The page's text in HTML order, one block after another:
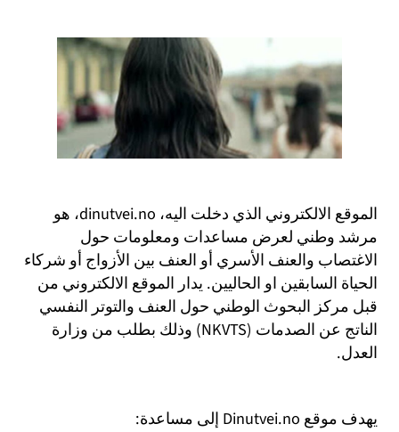
الموقع الالكتروني الذي دخلت اليه، dinutvei.no، هو
مرشد وطني لعرض مساعدات ومعلومات حول
الاغتصاب والعنف الأسري أو العنف بين الأزواج أو شركاء
الحياة السابقين او الحاليين. يدار الموقع الالكتروني من
قبل مركز البحوث الوطني حول العنف والتوتر النفسي
الناتج عن الصدمات (NKVTS) وذلك بطلب من وزارة
العدل.
يهدف موقع Dinutvei.no إلى مساعدة: